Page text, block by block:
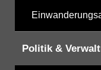
Politik &